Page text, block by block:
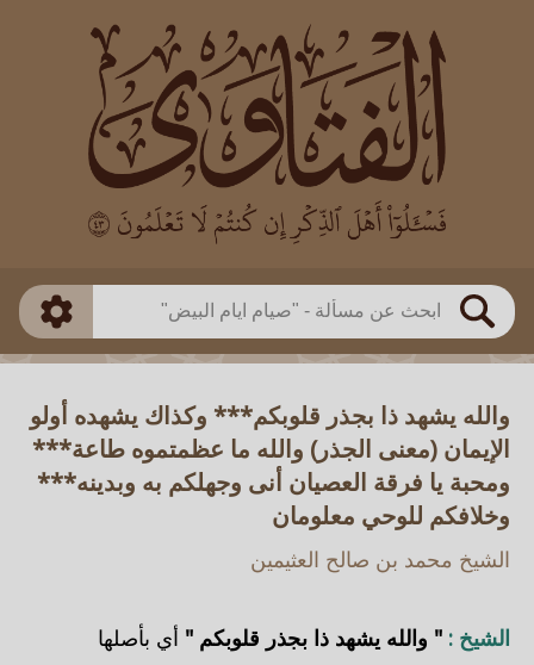
بحث
العالم
بن باز
بن العثيمين
اللجنة الدائمة
طريقة البحث
ذكي
والله يشهد ذا بجذر قلوبكم*** وكذاك يشهده أولو
الإيمان (معنى الجذر) والله ما عظمتموه طاعة***
ومحبة يا فرقة العصيان أنى وجهلكم به وبدينه***
وخلافكم للوحي معلومان
الشيخ محمد بن صالح العثيمين
الشيخ : " والله يشهد ذا بجذر قلوبكم " أي بأصلها